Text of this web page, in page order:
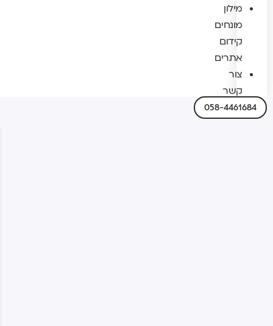
מילון
מונחים
קידום
אתרים
צור
קשר
058-4461684